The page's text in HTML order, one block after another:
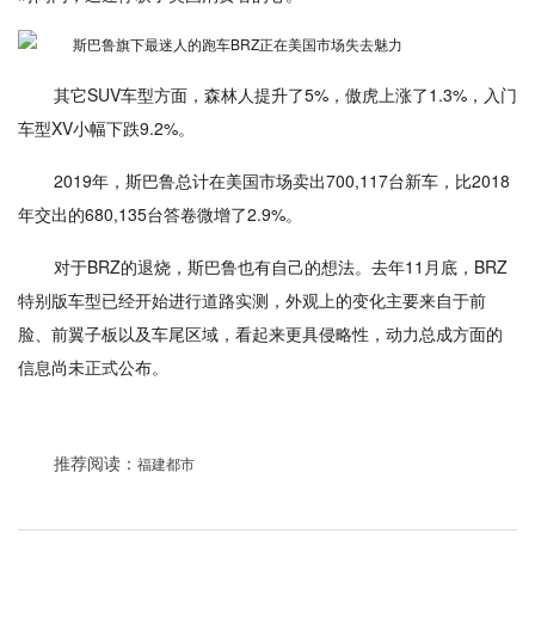
其它SUV车型方面，森林人提升了5%，傲虎上涨了1.3%，入门
车型XV小幅下跌9.2%。
2019年，斯巴鲁总计在美国市场卖出700,117台新车，比2018
年交出的680,135台答卷微增了2.9%。
对于BRZ的退烧，斯巴鲁也有自己的想法。去年11月底，BRZ
特别版车型已经开始进行道路实测，外观上的变化主要来自于前
脸、前翼子板以及车尾区域，看起来更具侵略性，动力总成方面的
信息尚未正式公布。
推荐阅读： 福建都市